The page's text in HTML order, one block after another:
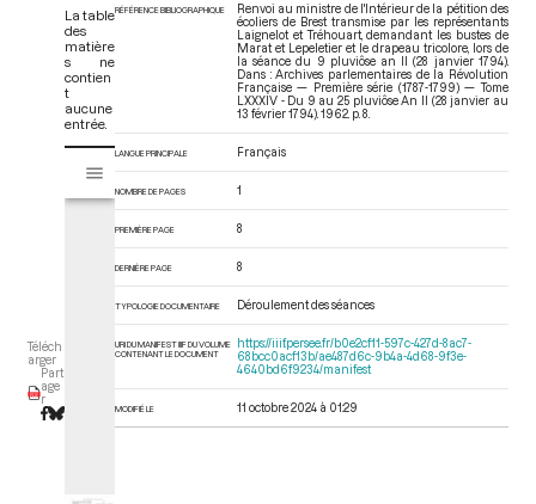
Téléch
arger
Part
age
r
La table
des
matière
s ne
contien
t
aucune
entrée.
s
M
d
Tome LXXXIV - Du 9 au 25 pluviôse An II (28 janvier au 13 février 1794)
RÉFÉRENCE BIBLIOGRAPHIQUE
Renvoi au ministre de l'Intérieur de la pétition des
écoliers de Brest transmise par les représentants
Laignelot et Tréhouart, demandant les bustes de
Marat et Lepeletier et le drapeau tricolore, lors de
la séance du 9 pluviôse an II (28 janvier 1794).
Dans : Archives parlementaires de la Révolution
Française — Première série (1787-1799) — Tome
LXXXIV - Du 9 au 25 pluviôse An II (28 janvier au
13 février 1794). 1962. p. 8.
LANGUE PRINCIPALE Français
NOMBRE DE PAGES 1
PREMIÈRE PAGE 8
DERNIÈRE PAGE 8
TYPOLOGIE DOCUMENTAIRE Déroulement des séances
URI DU MANIFEST IIIF DU VOLUME
CONTENANT LE DOCUMENT
https://iiif.persee.fr/b0e2cf11-597c-427d-8ac7-
68bcc0acf13b/ae487d6c-9b4a-4d68-9f3e-
4640bd6f9234/manifest
MODIFIÉ LE 11 octobre 2024 à 01:29